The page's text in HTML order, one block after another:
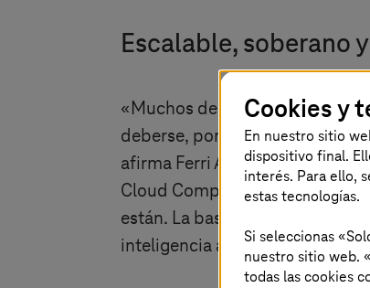
Escalable, soberano
« Muchos de los clientes que
deberse, por ejemplo, a que
afirma Ferri Abolhassan,
Cloud Computing solo tiene
están. La base del éxito
inteligencia artificial».
Cookies y
En nuestro sitio
dispositivo final.
interés. Para ello,
estas tecnologías.
Si seleccionas
nuestro sitio web.
todas las cookies